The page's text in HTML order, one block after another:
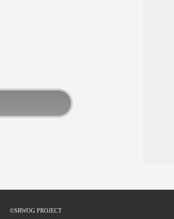
©SRWOG PROJECT